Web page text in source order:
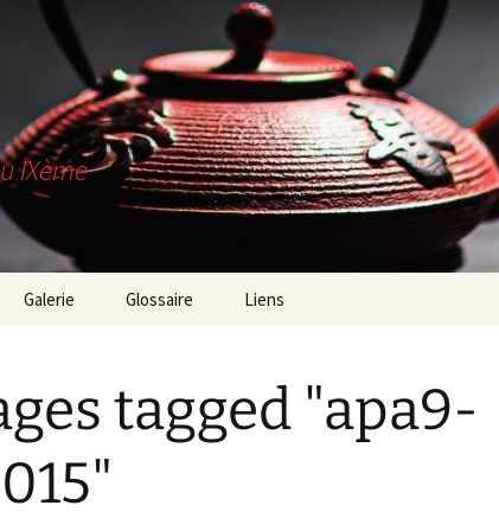
IXème
?
nous !
Galerie Glossaire Liens
tagged "apa9-